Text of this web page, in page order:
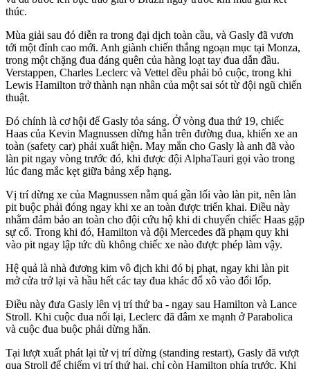
thúc.
Mùa giải sau đó diễn ra trong đại dịch toàn cầu, và Gasly đã vươn
tới một đỉnh cao mới. Anh giành chiến thắng ngoạn mục tại Monza,
trong một chặng đua đáng quên của hàng loạt tay đua dẫn đầu.
Verstappen, Charles Leclerc và Vettel đều phải bỏ cuộc, trong khi
Lewis Hamilton trở thành nạn nhân của một sai sót từ đội ngũ chiến
thuật.
Đó chính là cơ hội để Gasly tỏa sáng. Ở vòng đua thứ 19, chiếc
Haas của Kevin Magnussen dừng hẳn trên đường đua, khiến xe an
toàn (safety car) phải xuất hiện. May mắn cho Gasly là anh đã vào
làn pit ngay vòng trước đó, khi được đội AlphaTauri gọi vào trong
lúc đang mắc kẹt giữa bảng xếp hạng.
Vị trí dừng xe của Magnussen nằm quá gần lối vào làn pit, nên làn
pit buộc phải đóng ngay khi xe an toàn được triển khai. Điều này
nhằm đảm bảo an toàn cho đội cứu hộ khi di chuyển chiếc Haas gặp
sự cố. Trong khi đó, Hamilton và đội Mercedes đã phạm quy khi
vào pit ngay lập tức dù không chiếc xe nào được phép làm vậy.
Hệ quả là nhà đương kim vô địch khi đó bị phạt, ngay khi làn pit
mở cửa trở lại và hầu hết các tay đua khác đổ xô vào đổi lốp.
Điều này đưa Gasly lên vị trí thứ ba - ngay sau Hamilton và Lance
Stroll. Khi cuộc đua nối lại, Leclerc đã đâm xe mạnh ở Parabolica
và cuộc đua buộc phải dừng hẳn.
Tại lượt xuất phát lại từ vị trí dừng (standing restart), Gasly đã vượt
qua Stroll để chiếm vị trí thứ hai, chỉ còn Hamilton phía trước. Khi